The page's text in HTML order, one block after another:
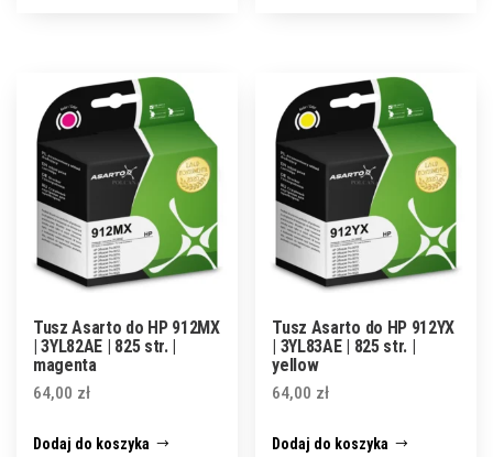
Tusz Asarto do HP 912MX
| 3YL82AE | 825 str. |
magenta
64,00 zł
Dodaj do koszyka
Tusz Asarto do HP 912YX
| 3YL83AE | 825 str. |
yellow
64,00 zł
Dodaj do koszyka